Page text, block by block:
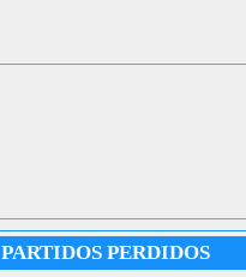
PARTIDOS PERDIDOS